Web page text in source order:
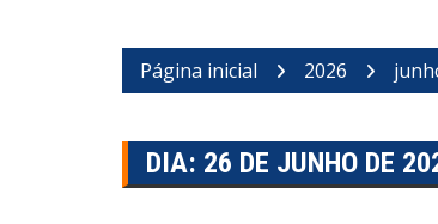
Página inicial 2026
DIA: 26 DE JUNHO DE